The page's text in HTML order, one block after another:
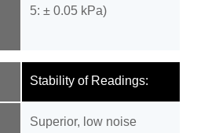
5: ± 0.05 kPa)
Stability of Readings:
Superior, low noise